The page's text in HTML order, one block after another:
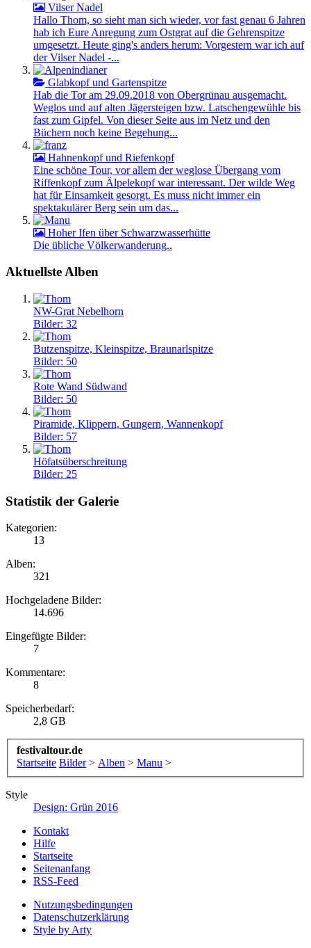
Vilser Nadel
Hallo Thom, so sieht man sich wieder, vor fast genau 6 Jahren
hab ich Eure Anregung zum Ostgrat auf die Gehrenspitze
umgesetzt. Heute ging's anders herum: Vorgestern war ich auf
der Vilser Nadel -...
Glabkopf und Gartenspitze
Hab die Tor am 29.09.2018 von Obergrünau ausgemacht.
Weglos und auf alten Jägersteigen bzw. Latschengewühle bis
fast zum Gipfel. Von dieser Seite aus im Netz und den
Büchern noch keine Begehung...
Hahnenkopf und Riefenkopf
Eine schöne Tour, vor allem der weglose Übergang vom
Riffenkopf zum Älpelekopf war interessant. Der wilde Weg
hat für Einsamkeit gesorgt. Es muss nicht immer ein
spektakulärer Berg sein um das...
Hoher Ifen über Schwarzwasserhütte
Die übliche Völkerwanderung..
Aktuellste Alben
NW-Grat Nebelhorn
Bilder: 32
Butzenspitze, Kleinspitze, Braunarlspitze
Bilder: 50
Rote Wand Südwand
Bilder: 50
Piramide, Klippern, Gungern, Wannenkopf
Bilder: 57
Höfatsüberschreitung
Bilder: 25
Statistik der Galerie
Kategorien:
13
Alben:
321
Hochgeladene Bilder:
14.696
Eingefügte Bilder:
7
Kommentare:
8
Speicherbedarf:
2,8 GB
festivaltour.de
Startseite Bilder > Alben > Manu >
Style
Design: Grün 2016
Kontakt
Hilfe
Startseite
Seitenanfang
RSS-Feed
Nutzungsbedingungen
Datenschutzerklärung
Style by Arty